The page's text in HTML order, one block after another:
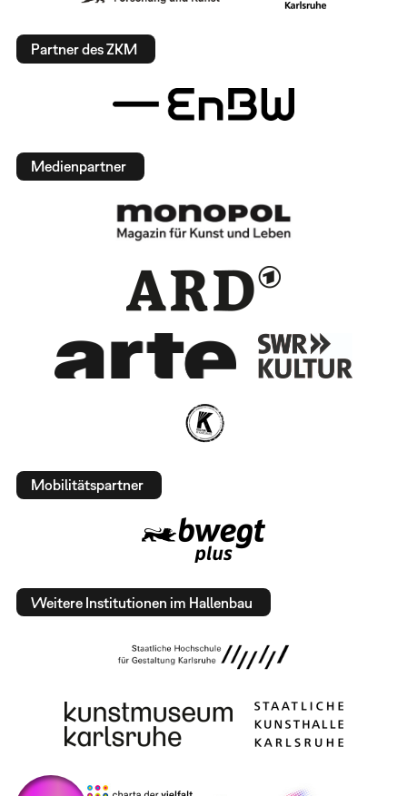
Partner des ZKM
Medienpartner
Mobilitätspartner
Weitere Institutionen im Hallenbau